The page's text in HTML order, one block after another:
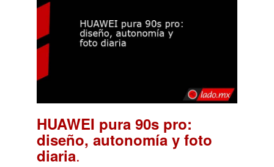
HUAWEI pura 90s pro:
diseño, autonomía y foto
diaria.